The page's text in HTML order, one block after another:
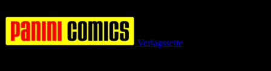
Verlagsseite